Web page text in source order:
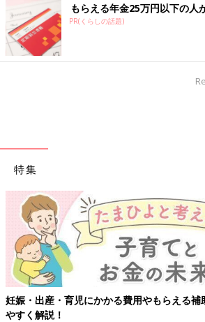
もらえる年金25万円以下の人
PR(くらしの話題)
特集
妊娠・出産・育児にかかる費用やもらえる補
やすく解説！